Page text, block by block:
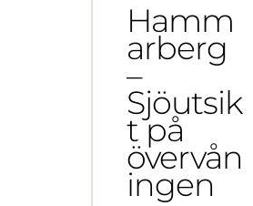
Hamm
arberg
–
Sjöutsik
t på
övervån
ingen